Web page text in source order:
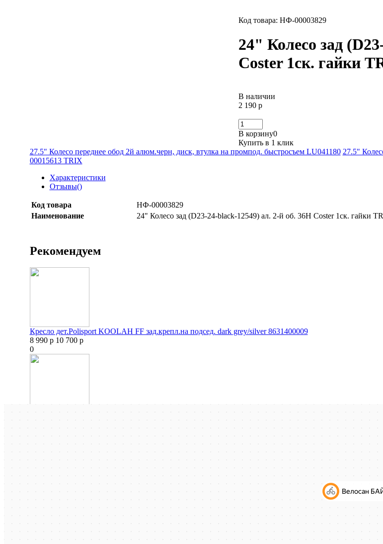
Код товара: НФ-00003829
24" Колесо зад
Coster 1ск. гайки
В наличии
2 190 р
В корзину0
Купить в 1 клик
27.5" Колесо переднее обод 2й алюм.черн, диск, втулка на промпод. быстросъем LU041180 27.5"
00015613 TRIX
Характеристики
Отзывы()
Код товара
НФ-00003829
Наименование
24" Колесо зад (D23-24-black-12549) ал. 2-й об. 36Н Coster 1ск. гайки
Рекомендуем
Кресло дет.Polisport KOOLAH FF зад.крепл.на подсед. dark grey/silver 8631400009
8 990 р 10 700 р
0